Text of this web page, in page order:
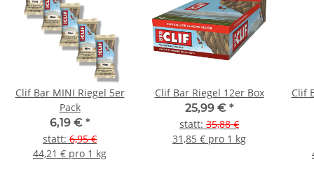
Clif Bar MINI Riegel 5er
Pack
6,19 € *
statt: 6,95 €
44,21 € pro 1 kg
Clif Bar Riegel 12er Box
25,99 € *
statt: 35,88 €
31,85 € pro 1 kg
Clif